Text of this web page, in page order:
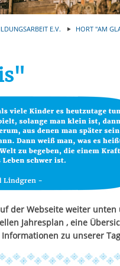
erstreckt sich nicht auf
und daher
E.V. HORT "AM
der Webseite weiter unten
Jahresplan , eine
zu unserer